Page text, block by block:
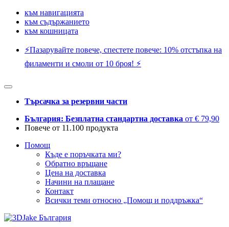
към навигацията
към съдържанието
към кошницата
⚡️Пазарувайте повече, спестете повече: 10% отстъпка на
филаменти и смоли от 10 броя! ⚡️
Търсачка за резервни части
България: Безплатна стандартна доставка от € 79,90
Повече от 11.100 продукта
Помощ
Къде е поръчката ми?
Обратно връщане
Цена на доставка
Начини на плащане
Контакт
Всички теми относно „Помощ и поддръжка“